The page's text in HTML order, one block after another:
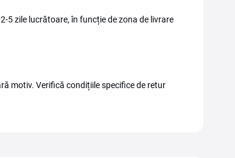
5 zile lucrătoare, în funcție de zona de livrare
motiv. Verifică condițiile specifice de retur